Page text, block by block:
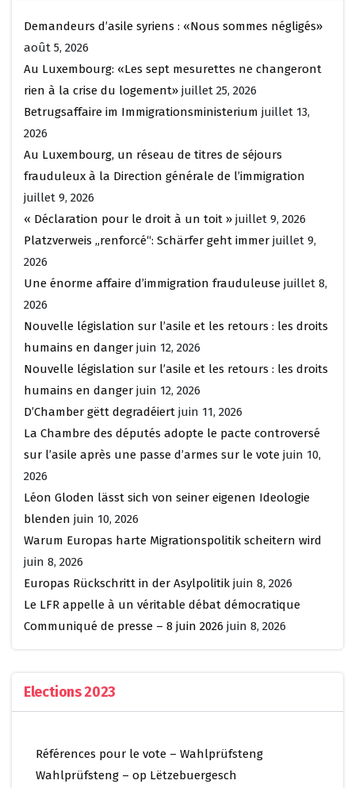
Demandeurs d’asile syriens : «Nous sommes négligés»
août 5, 2026
Au Luxembourg: «Les sept mesurettes ne changeront
rien à la crise du logement» juillet 25, 2026
Betrugsaffaire im Immigrationsministerium juillet 13,
2026
Au Luxembourg, un réseau de titres de séjours
frauduleux à la Direction générale de l’immigration
juillet 9, 2026
« Déclaration pour le droit à un toit » juillet 9, 2026
Platzverweis „renforcé“: Schärfer geht immer juillet 9,
2026
Une énorme affaire d’immigration frauduleuse juillet 8,
2026
Nouvelle législation sur l’asile et les retours : les droits
humains en danger juin 12, 2026
Nouvelle législation sur l’asile et les retours : les droits
humains en danger juin 12, 2026
D’Chamber gëtt degradéiert juin 11, 2026
La Chambre des députés adopte le pacte controversé
sur l’asile après une passe d’armes sur le vote juin 10,
2026
Léon Gloden lässt sich von seiner eigenen Ideologie
blenden juin 10, 2026
Warum Europas harte Migrationspolitik scheitern wird
juin 8, 2026
Europas Rückschritt in der Asylpolitik juin 8, 2026
Le LFR appelle à un véritable débat démocratique
Communiqué de presse – 8 juin 2026 juin 8, 2026
Elections 2023
Références pour le vote – Wahlprüfsteng
Wahlprüfsteng – op Lëtzebuergesch